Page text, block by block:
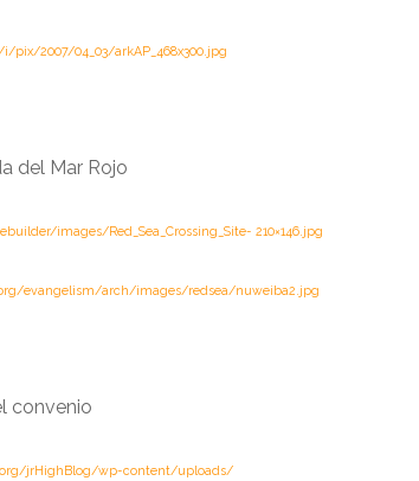
2007/04_03/arkAP_468x300.jpg
del Mar Rojo
images/Red_Sea_Crossing_Site- 210×146.jpg
evangelism/arch/images/redsea/nuweiba2.jpg
convenio
jrHighBlog/wp-content/uploads/